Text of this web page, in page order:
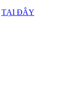
TẠI ĐÂY